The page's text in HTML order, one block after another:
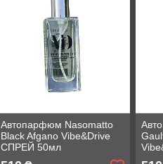
Автопарфюм Nasomatto
Black Afgano Vibe&Drive
СПРЕЙ 50мл